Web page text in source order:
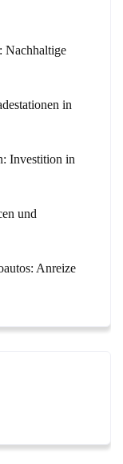
Nachhaltige
in
Investition in
und
Anreize